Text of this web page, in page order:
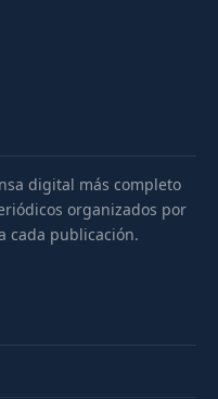
digital más completo
organizados por
cada publicación.